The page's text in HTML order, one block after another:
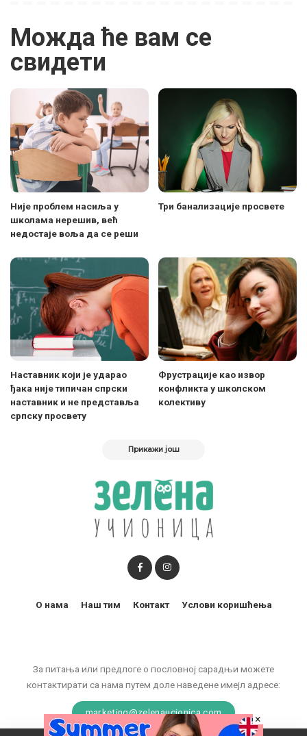
Можда ће вам се
свидети
Није проблем насиља у
школама нерешив, већ
недостаје воља да се реши
Три банализације просвете
Наставник који је ударао
ђака није типичан спрски
наставник и не представља
српску просвету
Фрустрације као извор
конфликта у школском
колективу
Прикажи још
За питања или предлоге о пословној сарадњи можете
контактирати са нама путем доле наведене имејл адресе:
marketing@zelenaucionica.com
О нама Наш тим Контакт Услови коришћења
×